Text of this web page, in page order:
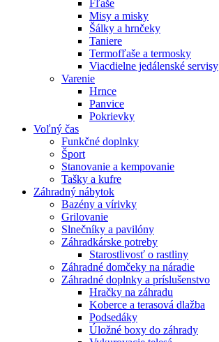
Fľaše
Misy a misky
Šálky a hrnčeky
Taniere
Termofľaše a termosky
Viacdielne jedálenské servisy
Varenie
Hrnce
Panvice
Pokrievky
Voľný čas
Funkčné doplnky
Šport
Stanovanie a kempovanie
Tašky a kufre
Záhradný nábytok
Bazény a vírivky
Grilovanie
Slnečníky a pavilóny
Záhradkárske potreby
Starostlivosť o rastliny
Záhradné domčeky na náradie
Záhradné doplnky a príslušenstvo
Hračky na záhradu
Koberce a terasová dlažba
Podsedáky
Úložné boxy do záhrady